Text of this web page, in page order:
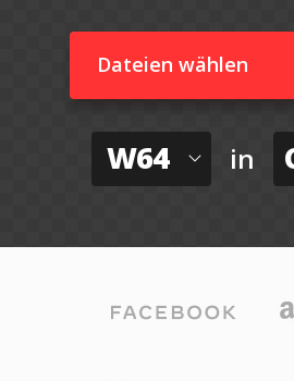
Dateien wählen
W64 in